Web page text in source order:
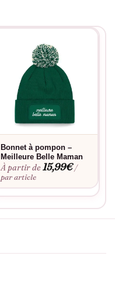
Bonnet à pompon –
Meilleure Belle Maman
À partir de15,99€ /
par article